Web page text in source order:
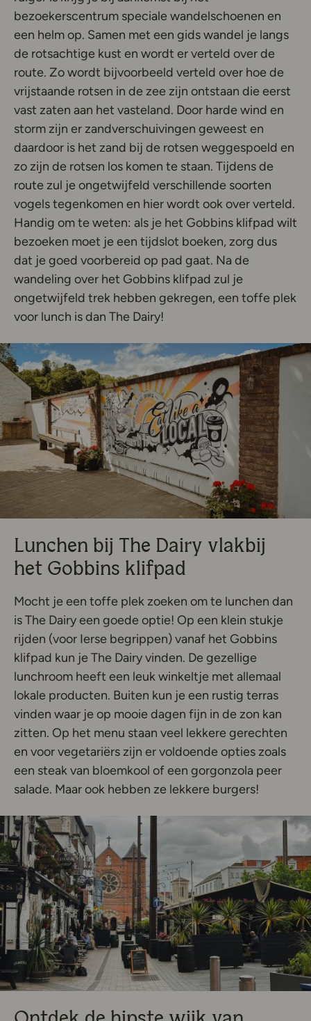
bezoekerscentrum speciale wandelschoenen en
een helm op. Samen met een gids wandel je langs
de rotsachtige kust en wordt er verteld over de
route. Zo wordt bijvoorbeeld verteld over hoe de
vrijstaande rotsen in de zee zijn ontstaan die eerst
vast zaten aan het vasteland. Door harde wind en
storm zijn er zandverschuivingen geweest en
daardoor is het zand bij de rotsen weggespoeld en
zo zijn de rotsen los komen te staan. Tijdens de
route zul je ongetwijfeld verschillende soorten
vogels tegenkomen en hier wordt ook over verteld.
Handig om te weten: als je het Gobbins klifpad wilt
bezoeken moet je een tijdslot boeken, zorg dus
dat je goed voorbereid op pad gaat. Na de
wandeling over het Gobbins klifpad zul je
ongetwijfeld trek hebben gekregen, een toffe plek
voor lunch is dan The Dairy!
Lunchen bij The Dairy vlakbij
het Gobbins klifpad
Mocht je een toffe plek zoeken om te lunchen dan
is The Dairy een goede optie! Op een klein stukje
rijden (voor Ierse begrippen) vanaf het Gobbins
klifpad kun je The Dairy vinden. De gezellige
lunchroom heeft een leuk winkeltje met allemaal
lokale producten. Buiten kun je een rustig terras
vinden waar je op mooie dagen fijn in de zon kan
zitten. Op het menu staan veel lekkere gerechten
en voor vegetariërs zijn er voldoende opties zoals
een steak van bloemkool of een gorgonzola peer
salade. Maar ook hebben ze lekkere burgers!